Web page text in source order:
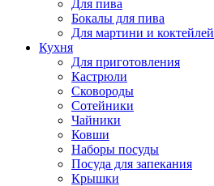
Для пива
Бокалы для пива
Для мартини и коктейлей
Кухня
Для приготовления
Кастрюли
Сковороды
Сотейники
Чайники
Ковши
Наборы посуды
Посуда для запекания
Крышки